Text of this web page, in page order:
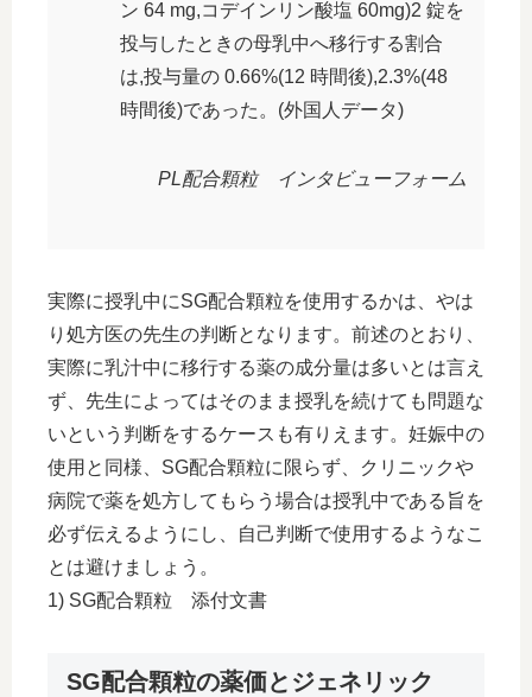
ン 64 mg,コデインリン酸塩 60mg)2 錠を
投与したときの母乳中へ移行する割合
は,投与量の 0.66%(12 時間後),2.3%(48
時間後)であった。(外国人データ)
PL配合顆粒 インタビューフォーム
実際に授乳中にSG配合顆粒を使用するかは、やは
り処方医の先生の判断となります。前述のとおり、
実際に乳汁中に移行する薬の成分量は多いとは言え
ず、先生によってはそのまま授乳を続けても問題な
いという判断をするケースも有りえます。妊娠中の
使用と同様、SG配合顆粒に限らず、クリニックや
病院で薬を処方してもらう場合は授乳中である旨を
必ず伝えるようにし、自己判断で使用するようなこ
とは避けましょう。
1) SG配合顆粒 添付文書
SG配合顆粒の薬価とジェネリック